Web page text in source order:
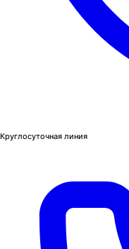
Круглосуточная линия